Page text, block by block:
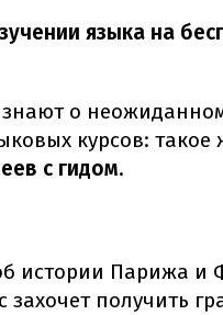
языка на
о
курсов: такое
с гидом.
истории Парижа и
захочет получить